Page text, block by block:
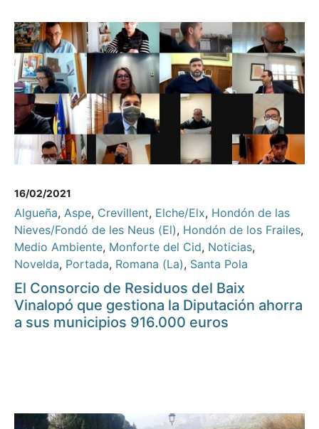
16/02/2021
Algueña, Aspe, Crevillent, Elche/Elx, Hondón de las
Nieves/Fondó de les Neus (El), Hondón de los Frailes,
Medio Ambiente, Monforte del Cid, Noticias,
Novelda, Portada, Romana (La), Santa Pola
El Consorcio de Residuos del Baix
Vinalopó que gestiona la Diputación ahorra
a sus municipios 916.000 euros